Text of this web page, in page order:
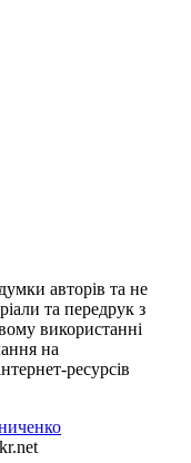
авторів та не
та передрук з
використанні
на
ресурсів